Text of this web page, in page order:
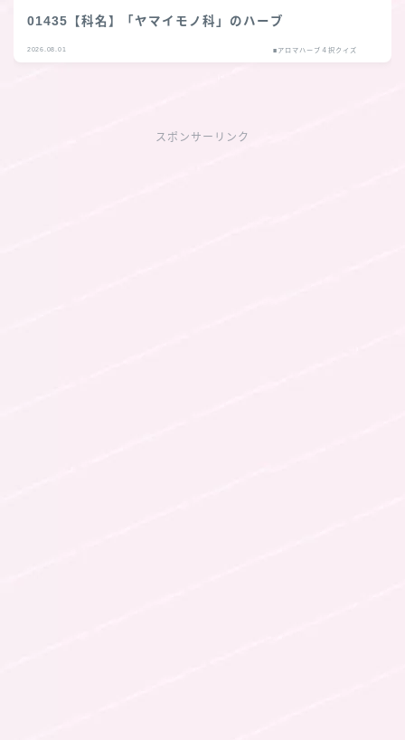
01435【科名】「ヤマイモノ科」のハーブ
2026.08.01 ■アロマハーブ４択クイズ
スポンサーリンク